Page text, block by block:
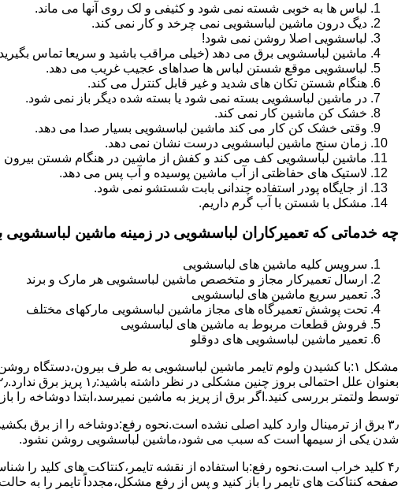
لباس ها به خوبی شسته نمی شود و کثیفی و لک روی آنها می ماند.
دیگ درون ماشین لباسشویی نمی چرخد و کار نمی کند.
لباسشویی اصلا روشن نمی شود!
ماشین لباسشویی برق می دهد (خیلی مراقب باشید و سریعا تماس
لباسشویی موقع شستن لباس ها صداهای عجیب غریب می دهد.
هنگام شستن تکان های شدید و غیر قابل کنترل می کند.
در ماشین لباسشویی بسته نمی شود یا بسته شده دیگر باز نمی شود.
خشک کن ماشین کار نمی کند.
وقتی خشک کن کار می کند ماشین لباسشویی بسیار صدا می دهد.
زمان سنج ماشین لباسشویی درست نشان نمی دهد.
ماشین لباسشویی کف می کند و کفش از ماشین در هنگام شستن بیرون
لاستیک های حفاظتی از آب ماشین پوسیده و آب پس می دهد.
از جایگاه پودر استفاده چندانی بابت شستشو نمی شود.
مشکل با شستن با آب گرم داریم.
چه خدماتی که تعمیرکاران لباسشویی در زمینه ماشین
سرویس کلیه ماشین های لباسشویی
ارسال تعمیرکار مجاز و متخصص ماشین لباسشویی هر مارک و برند
تعمیر سریع ماشین های لباسشویی
تحت پوشش تعمیرگاه های مجاز ماشین لباسشویی مارکهای مختلف
فروش قطعات مربوط به ماشین های لباسشویی
تعمیر ماشین لباسشویی های دوقلو
مشکل ۱:ﺑﺎ ﮐﺸﯿﺪن وﻟﻮم ﺗﺎﯾﻤﺮ ماشین لباسشویی به طرف
ﺗﻮﺳﻂ ولتمتر بررسی ﮐﻨﯿﺪ.اﮔﺮ ﺑﺮق از ﭘﺮﯾﺰ ﺑﻪ ﻣﺎﺷﯿﻦ نمیرسد،اﺑﺘﺪا دوشاخه
۳٫ ﺑﺮق از ﺗﺮﻣﯿﻨﺎل وارد ﮐﻠﯿﺪ اﺻﻠﯽ ﻧﺸﺪه است.نحوه رﻓﻊ:دوشاخه را از ﺑﺮق
شدن ﯾﮑﯽ از سیمها است که سبب می شود،ﻣﺎﺷﯿﻦ لباسشویی روﺷﻦ نشود.
۴٫ ﮐﻠﯿﺪ ﺧﺮاب اﺳﺖ.نحوه رفع:ﺑﺎ اﺳﺘﻔﺎده از ﻧﻘﺸﻪ ﺗﺎﯾﻤﺮ،ﮐﻨﺘﺎﮐﺖ ﻫﺎی ﮐﻠﯿﺪ
ﺻﻔﺤﻪ ﮐﻨﺘﺎﮐﺖ ﻫﺎی ﺗﺎﯾﻤﺮ را باز کنید و ﭘﺲ از رﻓﻊ مشکل،مجدداً ﺗﺎﯾﻤﺮ را به حالت